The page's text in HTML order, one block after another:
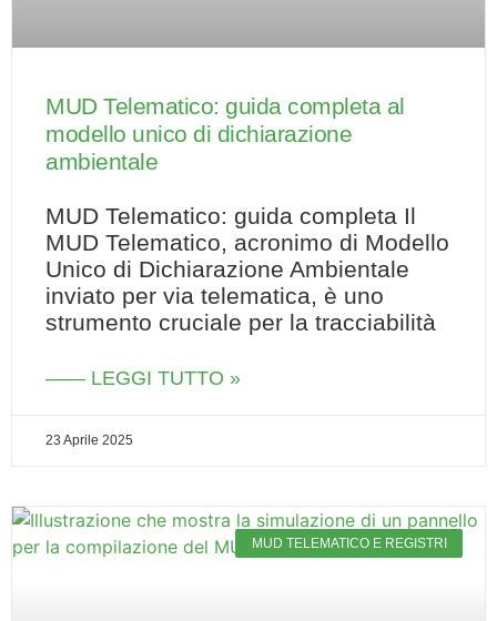
MUD Telematico: guida completa al
modello unico di dichiarazione
ambientale
MUD Telematico: guida completa Il
MUD Telematico, acronimo di Modello
Unico di Dichiarazione Ambientale
inviato per via telematica, è uno
strumento cruciale per la tracciabilità
—— LEGGI TUTTO »
23 Aprile 2025
MUD TELEMATICO E REGISTRI